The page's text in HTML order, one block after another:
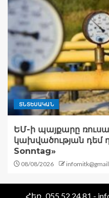
ՏՆՏԵՍԱԿԱՆ
ԵՄ-ի պայքարը
կախվածության դեմ
Sonntag»
08/08/2026
Հեռ․ 055 52 24 81 -